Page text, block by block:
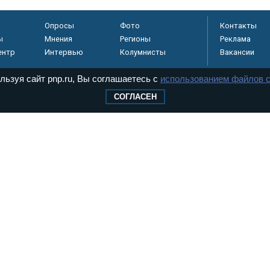
Опросы
Фото
Мнения
Регионы
Интервью Колумнисты
Контакты
Реклама
Вакансии
и
сайт pnp.ru, Вы соглашаетесь с использованием файлов
СОГЛАСЕН